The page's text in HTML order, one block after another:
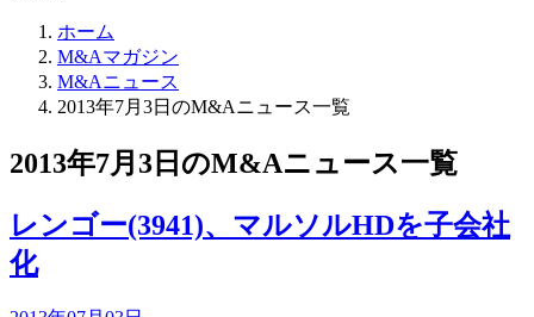
ホーム
M&Aマガジン
M&Aニュース
2013年7月3日のM&Aニュース一覧
2013年7月3日のM&Aニュース一覧
レンゴー(3941)、マルソルHDを子会社
化